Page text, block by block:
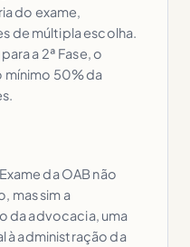
do exame,
de múltipla escolha.
a 2ª Fase, o
50% da
da OAB não
mas sim a
da advocacia, uma
à administração da